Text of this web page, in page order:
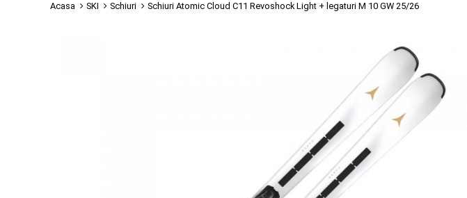
Acasa SKI Schiuri Schiuri Atomic Cloud C11 Revoshock Light + legaturi M 10 GW 25/26